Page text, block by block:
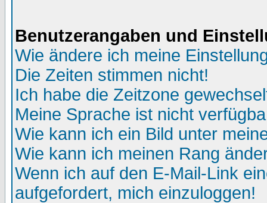
Benutzerangaben und
Wie ändere ich meine
Die Zeiten stimmen nicht!
Ich habe die Zeitzone
Meine Sprache ist nicht
Wie kann ich ein Bild unter
Wie kann ich meinen Rang
Wenn ich auf den E-Mail-Link
aufgefordert, mich einzuloggen!